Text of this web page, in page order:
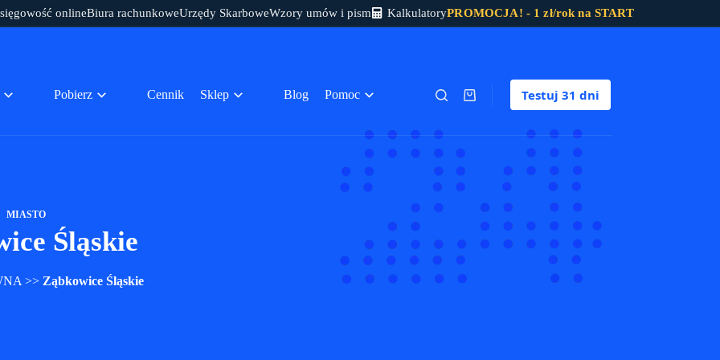
onlineBiura rachunkoweUrzędy SkarboweWzory umów i pism KalkulatoryPROMOCJA! - 1 zł/rok na START
Pobierz Cennik Sklep Blog Pomoc Koszyk Testuj 31 dni
MIASTO
Śląskie
>> Ząbkowice Śląskie